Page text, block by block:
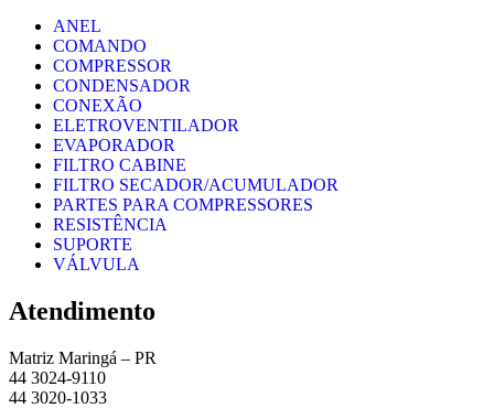
ANEL
COMANDO
COMPRESSOR
CONDENSADOR
CONEXÃO
ELETROVENTILADOR
EVAPORADOR
FILTRO CABINE
FILTRO SECADOR/ACUMULADOR
PARTES PARA COMPRESSORES
RESISTÊNCIA
SUPORTE
VÁLVULA
Atendimento
Matriz Maringá – PR
44 3024-9110
44 3020-1033